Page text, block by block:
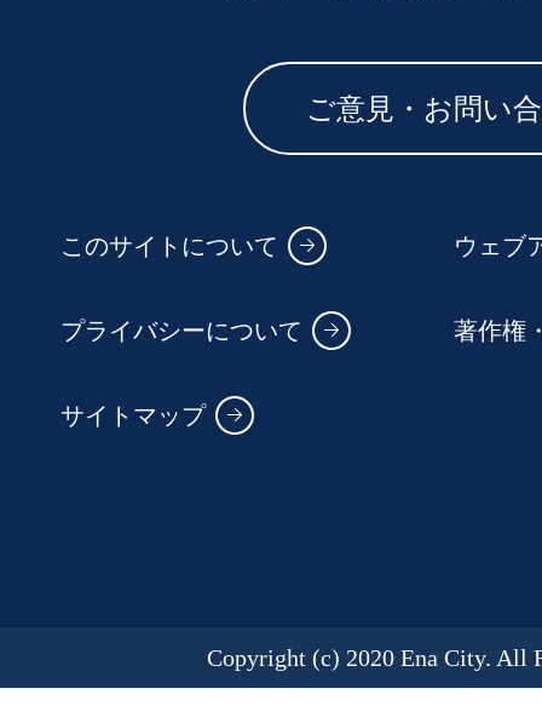
ご意見・お問い
このサイトについて ウェブ
プライバシーについて 著作権
サイトマップ
Copyright (c) 2020 Ena City. All